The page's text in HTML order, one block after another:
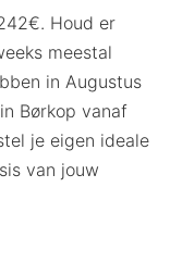
Houd er
meestal
in Augustus
Børkop vanaf
je eigen ideale
van jouw